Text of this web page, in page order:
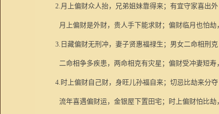
2.月上偏财众人抬，兄弟姐妹靠得来；有宜守家喜出
月上偏财是外财，贵人手下能求财；偏财临月也怕
3. 日藏偏财无刑冲，妻子贤惠福禄生；男女二命相刑
二命相争多疾患，两命相克有灾星；偏财受冲妻短
4. 时上偏财自己财，身旺儿孙福自来；切忌比劫来分
流年喜遇偏财运，金银屋下置田宅；时上偏财怕比